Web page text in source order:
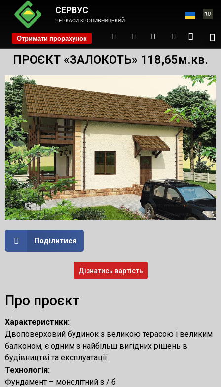
СЕРВУС
ЧЕРКАСИ КРОПИВНИЦЬКИЙ
Отримати прорахунок phone
ПРОЄКТ «ЗАЛОКОТЬ» 118,65м.кв.
Поділитися
Дізнатись вартість
Про проєкт
Характеристики:
Двоповерховий будинок з великою терасою і великим
балконом, є одним з найбільш вигідних рішень в
будівництві та експлуатації.
Технологія:
Фундамент – монолітний з / б